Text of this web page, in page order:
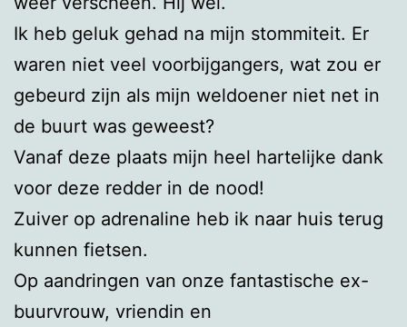
Ik heb geluk gehad na mijn stommiteit. Er
waren niet veel voorbijgangers, wat zou er
gebeurd zijn als mijn weldoener niet net in
de buurt was geweest?
Vanaf deze plaats mijn heel hartelijke dank
voor deze redder in de nood!
Zuiver op adrenaline heb ik naar huis terug
kunnen fietsen.
Op aandringen van onze fantastische ex-
buurvrouw, vriendin en